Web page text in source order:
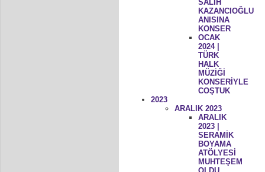
SALİH
KAZANCIOĞLU
ANISINA
KONSER
OCAK
2024 |
TÜRK
HALK
MÜZİĞİ
KONSERİYLE
COŞTUK
2023
ARALIK 2023
ARALIK
2023 |
SERAMİK
BOYAMA
ATÖLYESİ
MUHTEŞEM